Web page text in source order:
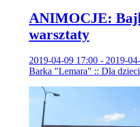
ANIMOCJE:
warsztaty
2019-04-09 17:00 - 2019-
Barka "Lemara" :: Dla dzieci